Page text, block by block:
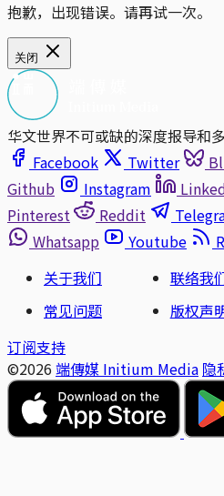
抱歉，出现错误。请再试一次。
关闭
华文世界不可或缺的深度报导和
Facebook
Twitter
Github
Instagram
Pinterest
Reddit
Whatsapp
Youtube
关于我们
联络我
常见问题
版权声
订阅支持
©2026 端傳媒 Initium Media 隐